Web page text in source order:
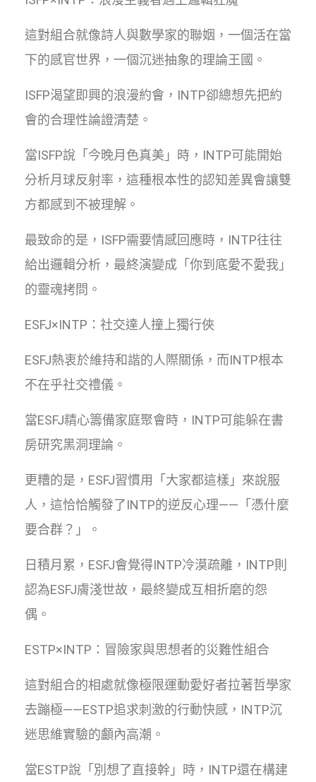
這對組合就像詩人與數學家的聯姻，一個活在當
下的感官世界，一個沉迷抽象的理論王國。
ISFP渴望即興的浪漫約會，INTP卻總想先把約
會的合理性論證清楚。
當ISFP說「今晚月色真美」時，INTP可能開始
分析月球反射率，這種根本性的認知差異會讓雙
方都感到不被理解。
最致命的是，ISFP需要情感回應時，INTP往往
給出邏輯分析，最終演變成「你到底愛不愛我」
的靈魂拷問。
ESFJ×INTP：社交達人撞上獨行俠
ESFJ熱衷於維持和諧的人際關係，而INTP根本
不在乎社交禮儀。
當ESFJ精心籌備家庭聚會時，INTP可能躲在書
房研究黑洞理論。
更糟的是，ESFJ習慣用「大家都這樣」來說服
人，這恰恰觸發了INTP的逆反心理——「憑什麼
要合群？」。
日積月累，ESFJ會覺得INTP冷漠疏離，INTP則
認為ESFJ膚淺世故，最終變成互相折磨的怨
偶。
ESTP×INTP：冒險家與思想者的災難性組合
這對組合的相處就像極限運動愛好者拉著哲學家
去蹦極——ESTP追求刺激的行動快感，INTP沉
迷思維實驗的顱內高潮。
當ESTP說「別想了直接幹」時，INTP還在構建